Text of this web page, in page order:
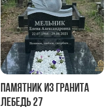
Памятник из гранита
Лебедь 27